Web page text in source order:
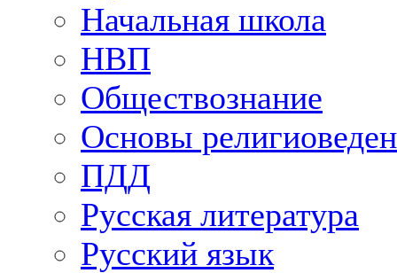
Начальная школа
НВП
Обществознание
Основы
ПДД
Русская литература
Русский язык